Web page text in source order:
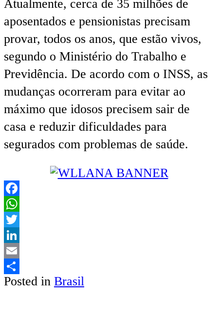
Atualmente, cerca de 35 milhões de
aposentados e pensionistas precisam
provar, todos os anos, que estão vivos,
segundo o Ministério do Trabalho e
Previdência. De acordo com o INSS, as
mudanças ocorreram para evitar ao
máximo que idosos precisem sair de
casa e reduzir dificuldades para
segurados com problemas de saúde.
Facebook
WhatsApp
Twitter
LinkedIn
Email
Share
Posted in Brasil